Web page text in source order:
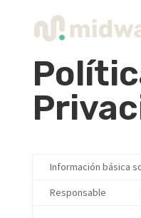
Información básica
Responsable